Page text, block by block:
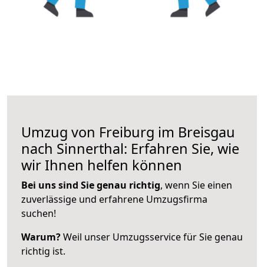
Umzug von Freiburg im Breisgau
nach Sinnerthal: Erfahren Sie, wie
wir Ihnen helfen können
Bei uns sind Sie genau richtig, wenn Sie einen
zuverlässige und erfahrene Umzugsfirma
suchen!
Warum?Weil unser Umzugsservice für Sie genau
richtig ist.